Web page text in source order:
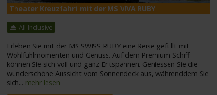
Theater Kreuzfahrt mit der MS VIVA RUBY
All-Inclusive
Erleben Sie mit der MS SWISS RUBY eine Reise gefüllt mit
Wohlfühlmomenten und Genuss. Auf dem Premium-Schiff
können Sie sich voll und ganz Entspannen. Geniessen Sie die
wunderschöne Aussicht vom Sonnendeck aus, währenddem Sie
sich... mehr lesen